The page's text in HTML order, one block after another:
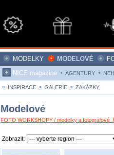
MODELKY MODELOVÉ
NICE magazine
AGENTURY
INSPIRACE GALERIE ZAKÁZKY
Modelové
FOTO WORKSHOPY / modelky a fotografové
Zobrazit: